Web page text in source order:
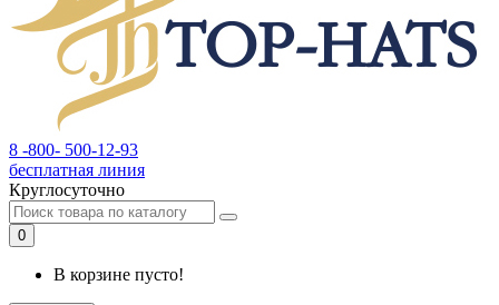
8 -800- 500-12-93
бесплатная линия
Круглосуточно
0
В корзине пусто!